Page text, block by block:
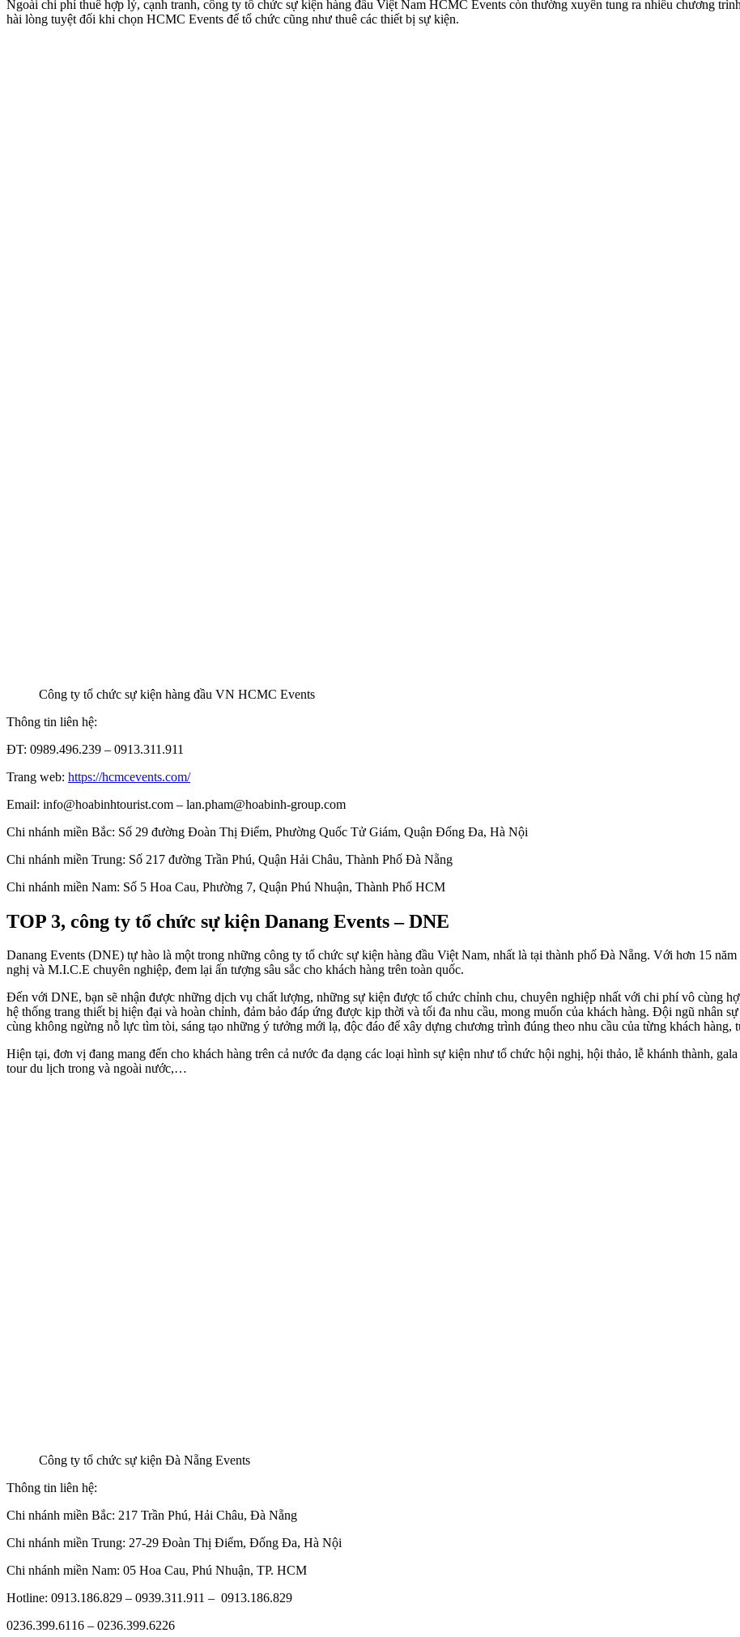
Ngoài chi phí thuê hợp lý, cạnh tranh, công ty tổ chức sự kiện hàng đầu Việt Nam HCMC Events còn thường xuyên tung ra nhiều chương
hài lòng tuyệt đối khi chọn HCMC Events để tổ chức cũng như thuê các thiết bị sự kiện.
Công ty tổ chức sự kiện hàng đầu VN HCMC Events
Thông tin liên hệ:
ĐT: 0989.496.239 – 0913.311.911
Trang web: https://hcmcevents.com/
Email: info@hoabinhtourist.com – lan.pham@hoabinh-group.com
Chi nhánh miền Bắc: Số 29 đường Đoàn Thị Điểm, Phường Quốc Tử Giám, Quận Đống Đa, Hà Nội
Chi nhánh miền Trung: Số 217 đường Trần Phú, Quận Hải Châu, Thành Phố Đà Nẵng
Chi nhánh miền Nam: Số 5 Hoa Cau, Phường 7, Quận Phú Nhuận, Thành Phố HCM
TOP 3, công ty tổ chức sự kiện Danang Events – DNE
Danang Events (DNE) tự hào là một trong những công ty tổ chức sự kiện hàng đầu Việt Nam, nhất là tại thành phố Đà Nẵng. Với hơn 15
nghị và M.I.C.E chuyên nghiệp, đem lại ấn tượng sâu sắc cho khách hàng trên toàn quốc.
Đến với DNE, bạn sẽ nhận được những dịch vụ chất lượng, những sự kiện được tổ chức chỉnh chu, chuyên nghiệp nhất với chi phí vô cùng
hệ thống trang thiết bị hiện đại và hoàn chỉnh, đảm bảo đáp ứng được kịp thời và tối đa nhu cầu, mong muốn của khách hàng. Đội ngũ nhân
cùng không ngừng nỗ lực tìm tòi, sáng tạo những ý tưởng mới lạ, độc đáo để xây dựng chương trình đúng theo nhu cầu của từng khách hàng,
Hiện tại, đơn vị đang mang đến cho khách hàng trên cả nước đa dạng các loại hình sự kiện như tổ chức hội nghị, hội thảo, lễ khánh thành,
tour du lịch trong và ngoài nước,…
Công ty tổ chức sự kiện Đà Nẵng Events
Thông tin liên hệ:
Chi nhánh miền Bắc: 217 Trần Phú, Hải Châu, Đà Nẵng
Chi nhánh miền Trung: 27-29 Đoàn Thị Điểm, Đống Đa, Hà Nội
Chi nhánh miền Nam: 05 Hoa Cau, Phú Nhuận, TP. HCM
Hotline: 0913.186.829 – 0939.311.911 – 0913.186.829
0236.399.6116 – 0236.399.6226